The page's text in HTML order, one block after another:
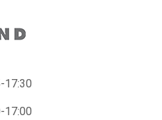
17:30
17:00